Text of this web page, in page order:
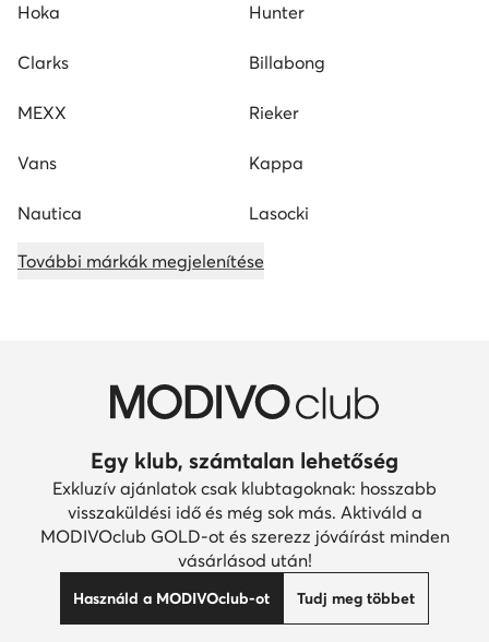
Hoka Hunter
Clarks Billabong
MEXX Rieker
Vans Kappa
Nautica Lasocki
További márkák megjelenítése
Egy klub, számtalan lehetőség
Exkluzív ajánlatok csak klubtagoknak: hosszabb
visszaküldési idő és még sok más. Aktiváld a
MODIVOclub GOLD-ot és szerezz jóváírást minden
vásárlásod után!
Használd a MODIVOclub-ot Tudj meg többet